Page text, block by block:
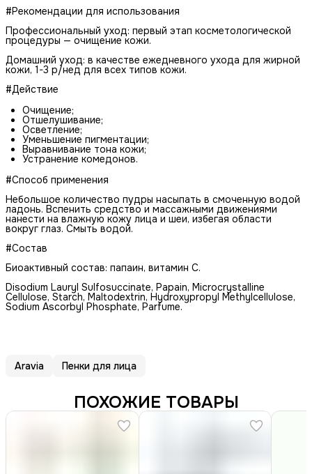
#Рекомендации для использования
Профессиональный уход: первый этап косметологической
процедуры — очищение кожи.
Домашний уход: в качестве ежедневного ухода для жирной
кожи, 1-3 р/нед для всех типов кожи.
#Действие
Очищение;
Отшелушивание;
Осветление;
Уменьшение пигментации;
Выравнивание тона кожи;
Устранение комедонов.
#Способ применения
Небольшое количество пудры насыпать в смоченную водой
ладонь. Вспенить средство и массажными движениями
нанести на влажную кожу лица и шеи, избегая области
вокруг глаз. Смыть водой.
#Состав
Биоактивный состав: папаин, витамин С.
Disodium Lauryl Sulfosuccinate, Papain, Microcrystalline
Cellulose, Starch, Maltodextrin, Hydroxypropyl Methylcellulose,
Sodium Ascorbyl Phosphate, Parfume.
Aravia Пенки для лица
ПОХОЖИЕ ТОВАРЫ